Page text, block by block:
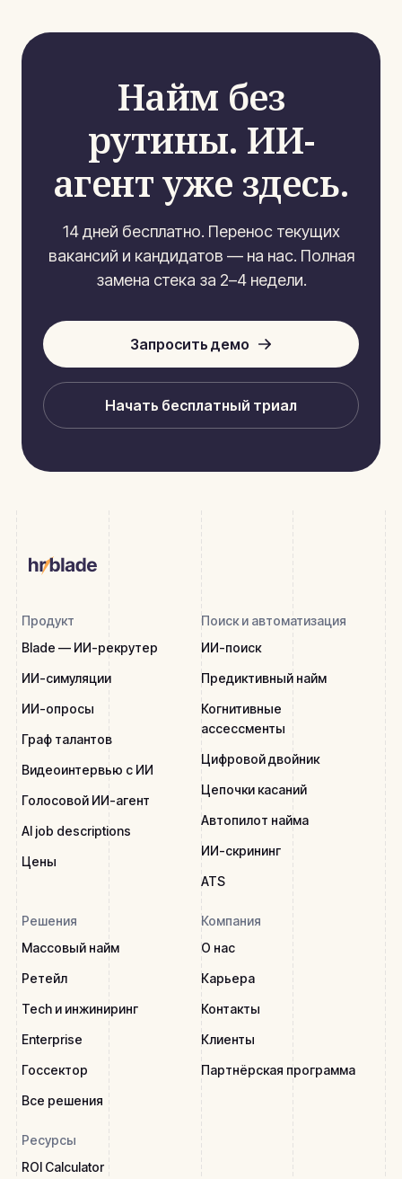
Найм без
рутины. ИИ-
агент уже здесь.
14 дней бесплатно. Перенос текущих
вакансий и кандидатов — на нас. Полная
замена стека за 2–4 недели.
Запросить демо
Начать бесплатный триал
Продукт
Blade — ИИ-рекрутер
ИИ-симуляции
ИИ-опросы
Граф талантов
Видеоинтервью с ИИ
Голосовой ИИ-агент
AI job descriptions
Цены
Поиск и автоматизация
ИИ-поиск
Предиктивный найм
Когнитивные
ассессменты
Цифровой двойник
Цепочки касаний
Автопилот найма
ИИ-скрининг
ATS
Решения
Массовый найм
Ретейл
Tech и инжиниринг
Enterprise
Госсектор
Все решения
Компания
О нас
Карьера
Контакты
Клиенты
Партнёрская программа
Ресурсы
ROI Calculator